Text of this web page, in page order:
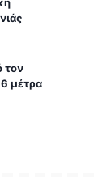
τον
μέτρα